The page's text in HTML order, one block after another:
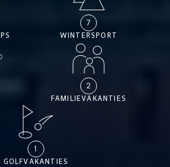
WINTERSPORT
7
FAMILIEVAKANTIES
2
GOLFVAKANTIES
1